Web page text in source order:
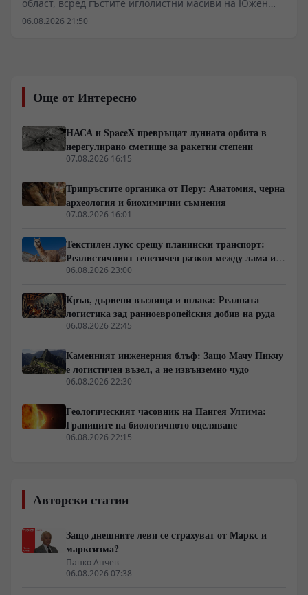
област, всред гъстите иглолистни масиви на Южен
Урал, се издига скромният по съвременни
над 3,5 милиарда години. Това поставя формирането
на масива в архейския еон – период, в който
и сероводород, а свободният кислоред практически не
е съществувал. Суровите данни от фундаменталната
геология превръщат това място в един от малкото
избягали от пълно претопяване в мантийния
конвейер.
06.08.2026 21:50
Още от Интересно
НАСА и SpaceX превръщат лунната орбита в
нерегулирано сметище за ракетни степени
07.08.2026 16:15
Трипръстите органика от Перу: Анатомия, черна
археология и биохимични съмнения
07.08.2026 16:01
Текстилен лукс срещу планински транспорт:
Реалистичният генетичен разкол между лама и
алпака
06.08.2026 23:00
Кръв, дървени въглища и шлака: Реалната
логистика зад ранноевропейския добив на руда
06.08.2026 22:45
Каменният инженерния блъф: Защо Мачу Пикчу
е логистичен възел, а не извънземно чудо
06.08.2026 22:30
Геологическият часовник на Пангея Ултима:
Границите на биологичното оцеляване
06.08.2026 22:15
Авторски статии
Защо днешните леви се страхуват от Маркс и
марксизма?
Панко Анчев
06.08.2026 07:38